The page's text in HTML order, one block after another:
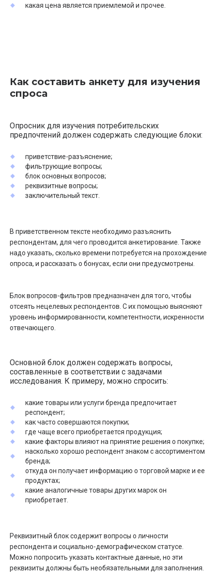
какая цена является приемлемой и прочее.
Как составить анкету для изучения
спроса
Опросник для изучения потребительских
предпочтений должен содержать следующие блоки:
приветствие-разъяснение;
фильтрующие вопросы;
блок основных вопросов;
реквизитные вопросы;
заключительный текст.
В приветственном тексте необходимо разъяснить
респондентам, для чего проводится анкетирование. Также
надо указать, сколько времени потребуется на прохождение
опроса, и рассказать о бонусах, если они предусмотрены.
Блок вопросов-фильтров предназначен для того, чтобы
отсеять нецелевых респондентов. С их помощью выясняют
уровень информированности, компетентности, искренности
отвечающего.
Основной блок должен содержать вопросы,
составленные в соответствии с задачами
исследования. К примеру, можно спросить:
какие товары или услуги бренда предпочитает
респондент;
как часто совершаются покупки;
где чаще всего приобретается продукция;
какие факторы влияют на принятие решения о покупке;
насколько хорошо респондент знаком с ассортиментом
бренда;
откуда он получает информацию о торговой марке и ее
продуктах;
какие аналогичные товары других марок он
приобретает.
Реквизитный блок содержит вопросы о личности
респондента и социально-демографическом статусе.
Можно попросить указать контактные данные, но эти
реквизиты должны быть необязательными для заполнения.